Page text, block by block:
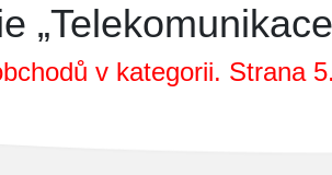
v kategorii. Strana